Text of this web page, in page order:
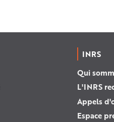
INRS
Qui
L'INRS
Appels
Espace